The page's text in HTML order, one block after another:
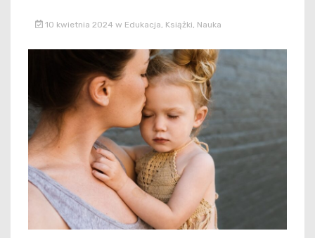
10 kwietnia 2024 w Edukacja Książki Nauka